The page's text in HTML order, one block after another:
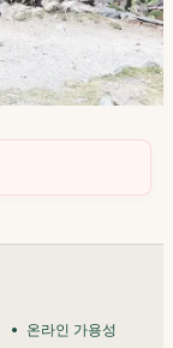
온라인 가용성